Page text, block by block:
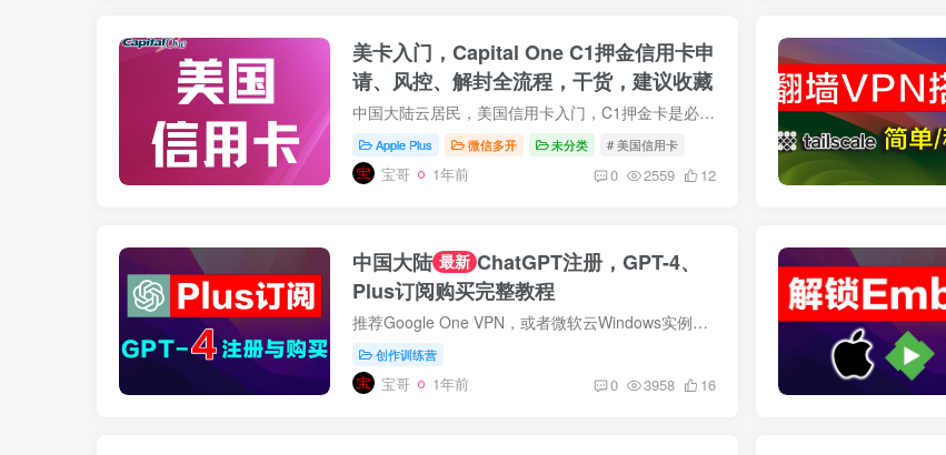
美卡入门，Capital One C1押金信用卡申
请、风控、解封全流程，干货，建议收藏
中国大陆云居民，美国信用卡入门，C1押金卡是必不可少的一步。本文更新于2024/8/24日，我将详细讲述从申请到被风控，到解封的完整过程和细节。本人不是玩卡达人，仅做个人实际经验分享，希望对...
Apple Plus 微信多开 未分类 # 美国信用卡
宝哥 1年前 0 2559 12
中国大陆 最新 ChatGPT注册，GPT-4、
Plus订阅购买完整教程
推荐Google One VPN，或者微软云Windows实例，记得注册购买好ChatGPT以后及时删除实例以及对应的IP。推荐Depay虚拟信用卡，但是充值手续费比较贵，你有别的非中国境内的卡也可以试试。 ❤️微软...
创作训练营
宝哥 1年前 0 3958 16